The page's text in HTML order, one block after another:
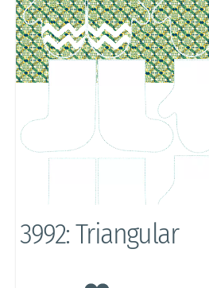
3992: Triangular